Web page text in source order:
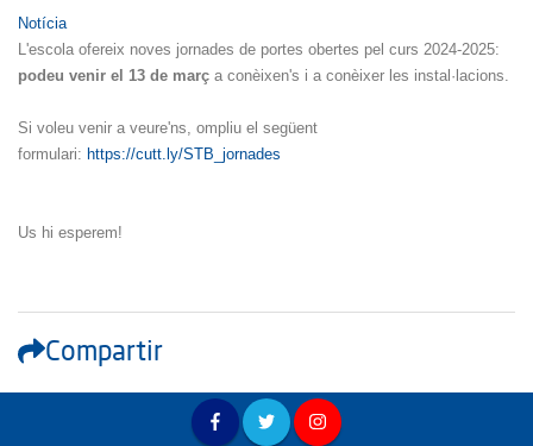
Notícia
L'escola ofereix noves jornades de portes obertes pel curs 2024-2025:
podeu venir el 13 de març a conèixen's i a conèixer les instal·lacions.
Si voleu venir a veure'ns, ompliu el següent
formulari: https://cutt.ly/STB_jornades
Us hi esperem!
Compartir